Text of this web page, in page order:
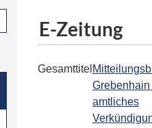
E-Zeitung
Gesamttitel
Grebenhain
amtliches